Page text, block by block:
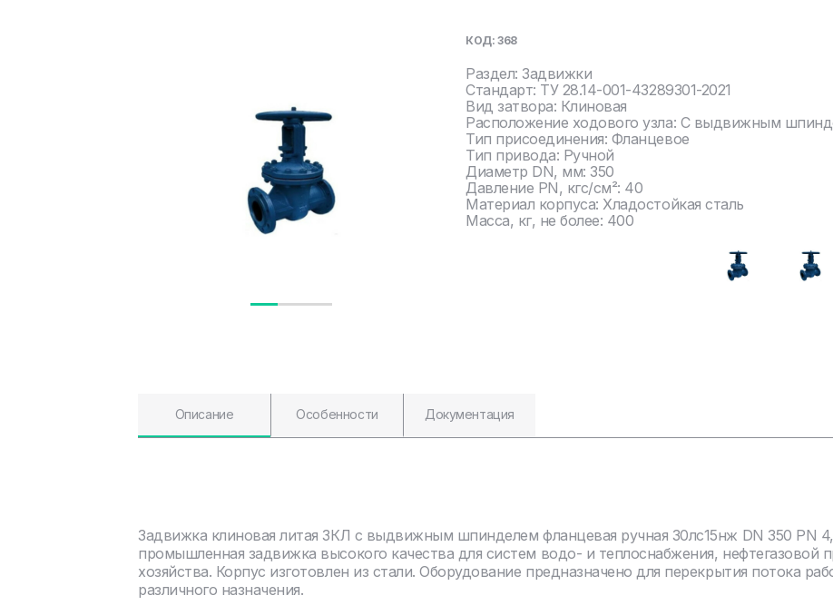
КОД: 368
Раздел: Задвижки
Стандарт: ТУ 28.14-001-43289301-2021
Вид затвора: Клиновая
Расположение ходового узла: С выдвижным
Тип присоединения: Фланцевое
Тип привода: Ручной
Диаметр DN, мм: 350
Давление PN, кгс/см²: 40
Материал корпуса: Хладостойкая сталь
Масса, кг, не более: 400
Описание Особенности Документация
Задвижка клиновая литая ЗКЛ с выдвижным шпинделем фланцевая ручная 30лс15нж DN 350 PN
промышленная задвижка высокого качества для систем водо- и теплоснабжения,
хозяйства. Корпус изготовлен из стали. Оборудование предназначено для перекрытия потока
различного назначения.